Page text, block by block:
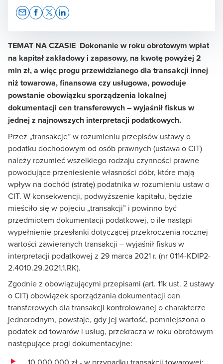
TEMAT NA CZASIE Dokonanie w roku obrotowym wpłat
na kapitał zakładowy i zapasowy, na kwotę powyżej 2
mln zł, a więc progu przewidzianego dla transakcji innej
niż towarowa, finansowa czy usługowa, powoduje
powstanie obowiązku sporządzenia lokalnej
dokumentacji cen transferowych – wyjaśnił fiskus w
jednej z najnowszych interpretacji podatkowych.
Przez „transakcje” w rozumieniu przepisów ustawy o
podatku dochodowym od osób prawnych (ustawa o CIT)
należy rozumieć wszelkiego rodzaju czynności prawne
powodujące przeniesienie własności dóbr, które mają
wpływ na dochód (stratę) podatnika w rozumieniu ustaw o
CIT. W konsekwencji, podwyższenie kapitału, będzie
mieściło się w pojęciu „transakcji” i powinno być
przedmiotem dokumentacji podatkowej, o ile nastąpi
wypełnienie przesłanki dotyczącej przekroczenia rocznej
wartości zawieranych transakcji – wyjaśnił fiskus w
interpretacji podatkowej z 29 marca 2021 r. (nr 0114-KDIP2-
2.4010.29.2021.1.RK).
Zgodnie z obowiązującymi przepisami (art. 11k ust. 2 ustawy
o CIT) obowiązek sporządzania dokumentacji cen
transferowych dla transakcji kontrolowanej o charakterze
jednorodnym, powstaje, gdy jej wartość, pomniejszona o
podatek od towarów i usług, przekracza w roku obrotowym
następujące progi dokumentacyjne: